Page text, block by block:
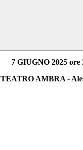
7 GIUGNO 2025 ore
TEATRO AMBRA -